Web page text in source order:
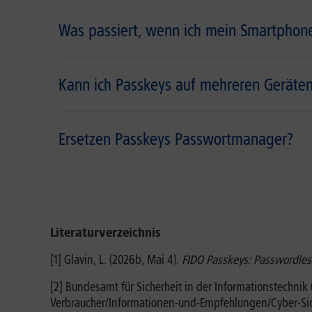
Was passiert, wenn ich mein
Kann ich Passkeys auf mehreren
Ersetzen Passkeys Passwortmanager?
Literaturverzeichnis
[1] Glavin, L. (2026b, Mai 4). FIDO Passkeys:
[2] Bundesamt für Sicherheit in der Informationstechnik
Verbraucher/Informationen-und-Empfehlungen/Cyber-